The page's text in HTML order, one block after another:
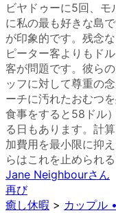
ビヤドゥーに5回、
に私の最も好きな島
が印象的です。残念
ピーター客よりもド
客が問題です。彼ら
ッフに対して尊重の
ーチに汚れたおむつ
食事をすると58ドル
る日もあります。計
加費用を最小限に抑
らはこれを止められ
Jane Neighbourさん
再び
癒し休暇 > カップル